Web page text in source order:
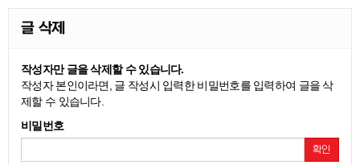
글 삭제
작성자만 글을 삭제할 수 있습니다.
작성자 본인이라면, 글 작성시 입력한 비밀번호를 입력하여 글을 삭
제할 수 있습니다.
비밀번호
확인